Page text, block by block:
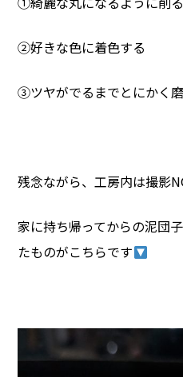
②好きな色に着色する
③ツヤがでるまでとにかく
残念ながら、工房内は撮影
家に持ち帰ってからの泥団
たものがこちらです